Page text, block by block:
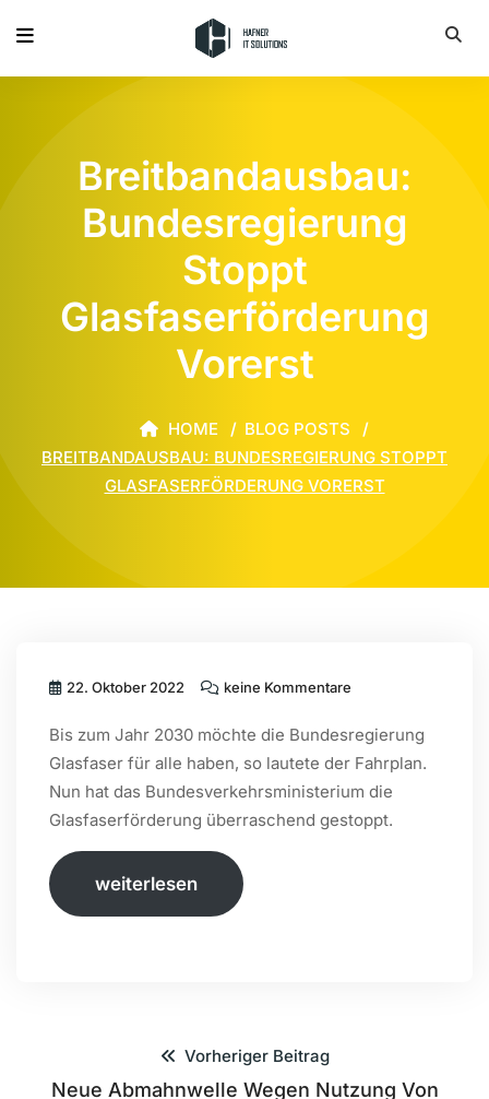
Breitbandausbau:
Bundesregierung
Stoppt
Glasfaserförderung
Vorerst
HOME
BLOG POSTS
BREITBANDAUSBAU: BUNDESREGIERUNG STOPPT
GLASFASERFÖRDERUNG VORERST
22. Oktober 2022 keine Kommentare
Bis zum Jahr 2030 möchte die Bundesregierung
Glasfaser für alle haben, so lautete der Fahrplan.
Nun hat das Bundesverkehrsministerium die
Glasfaserförderung überraschend gestoppt.
weiterlesen
Vorheriger Beitrag
Neue Abmahnwelle Wegen Nutzung Von